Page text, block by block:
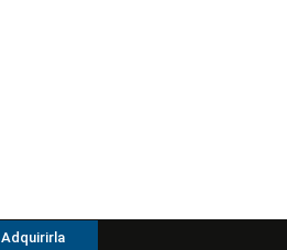
Adquirirla